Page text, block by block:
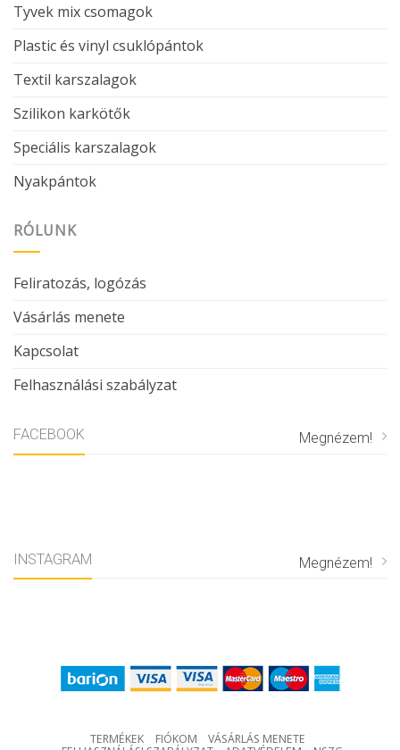
Tyvek mix csomagok
Plastic és vinyl csuklópántok
Textil karszalagok
Szilikon karkötők
Speciális karszalagok
Nyakpántok
RÓLUNK
Feliratozás, logózás
Vásárlás menete
Kapcsolat
Felhasználási szabályzat
FACEBOOK Megnézem!
INSTAGRAM Megnézem!
TERMÉKEK FIÓKOM
VÁSÁRLÁS MENETE